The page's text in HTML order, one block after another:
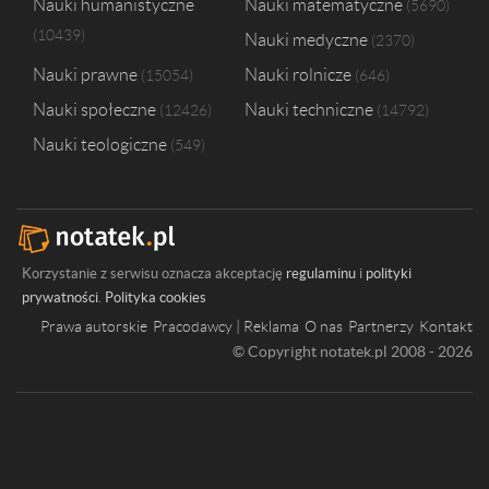
Nauki humanistyczne
10439
Nauki matematyczne 5690
Nauki medyczne 2370
Nauki prawne 15054 Nauki rolnicze 646
Nauki społeczne 12426 Nauki techniczne 14792
Nauki teologiczne 549
Korzystanie z serwisu oznacza akceptację regulaminu i polityki
prywatności. Polityka cookies
Prawa autorskie Pracodawcy | Reklama O nas Partnerzy Kontakt
© Copyright notatek.pl 2008 - 2026